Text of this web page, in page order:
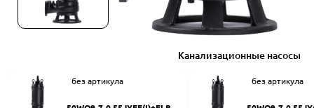
Канализационные насосы
без артикула без артикула